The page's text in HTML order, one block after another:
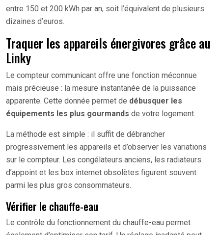
entre 150 et 200 kWh par an, soit l’équivalent de plusieurs
dizaines d’euros.
Traquer les appareils énergivores grâce au
Linky
Le compteur communicant offre une fonction méconnue
mais précieuse : la mesure instantanée de la puissance
apparente. Cette donnée permet de débusquer les
équipements les plus gourmands de votre logement.
La méthode est simple : il suffit de débrancher
progressivement les appareils et d’observer les variations
sur le compteur. Les congélateurs anciens, les radiateurs
d’appoint et les box internet obsolètes figurent souvent
parmi les plus gros consommateurs.
Vérifier le chauffe-eau
Le contrôle du fonctionnement du chauffe-eau permet